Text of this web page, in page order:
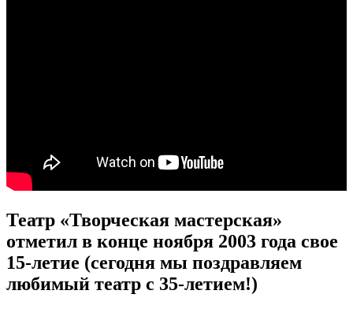
Театр «Творческая мастерская»
отметил в конце ноября 2003 года свое
15-летие (сегодня мы поздравляем
любимый театр с 35-летием!)